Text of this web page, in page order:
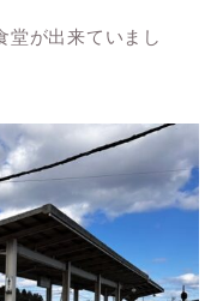
堂が出来ていまし